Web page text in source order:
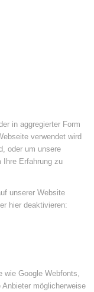
in aggregierter Form
verwendet wird
oder um unsere
Ihre Erfahrung zu
unserer Website
hier deaktivieren:
Google Webfonts,
möglicherweise